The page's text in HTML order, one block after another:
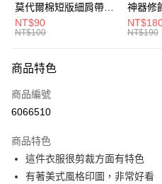
Google Pay
全盈+PAY
大哥付你分期
【大哥付你分期使用說明】
1.本服務由台灣大哥大提供，台灣大哥
流程，驗證手機門號後，選擇欲分期
成交易。
3.實際核准額度、可分期數及費用金額
4.訂單成立30分鐘內，如未前往確認
AFTEE先享後付
【關於「AFTEE先享後付」】
AFTEE先享後付是「在收到商品之後
便利好安心！
１．簡單：不需註冊會員、不需綁卡、
ATM付款
莫代爾棉短版細肩帶素
色背心(白.黑.灰L-2L)-
U582眼圈熊中大尺碼
NT$90
NT$100
神器修
內搭裙/
6L)-
NT$190
商品特色
商品編號
6066510
商品特色
這件衣服很剪裁方面有特色
有著美式風格印圖，非常好看